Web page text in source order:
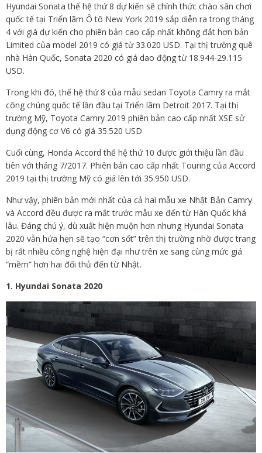
Hyundai Sonata thế hệ thứ 8 dự kiến sẽ chính thức chào sân chơi
quốc tế tại Triển lãm Ô tô New York 2019 sắp diễn ra trong tháng
4 với giá dự kiến cho phiên bản cao cấp nhất không đắt hơn bản
Limited của model 2019 có giá từ 33.020 USD. Tại thị trường quê
nhà Hàn Quốc, Sonata 2020 có giá dao động từ 18.944-29.115
USD.
Trong khi đó, thế hệ thứ 8 của mẫu sedan Toyota Camry ra mắt
công chúng quốc tế lần đầu tại Triển lãm Detroit 2017. Tại thị
trường Mỹ, Toyota Camry 2019 phiên bản cao cấp nhất XSE sử
dụng động cơ V6 có giá 35.520 USD
Cuối cùng, Honda Accord thế hệ thứ 10 được giới thiệu lần đầu
tiên với tháng 7/2017. Phiên bản cao cấp nhất Touring của Accord
2019 tại thị trường Mỹ có giá lên tới 35.950 USD.
Như vậy, phiên bản mới nhất của cả hai mẫu xe Nhật Bản Camry
và Accord đều được ra mắt trước mẫu xe đến từ Hàn Quốc khá
lâu. Đáng chú ý, dù xuất hiện muộn hơn nhưng Hyundai Sonata
2020 vẫn hứa hẹn sẽ tạo “cơn sốt” trên thị trường nhờ được trang
bị rất nhiều công nghệ hiện đại như trên xe sang cùng mức giá
“mềm” hơn hai đối thủ đến từ Nhật.
1. Hyundai Sonata 2020